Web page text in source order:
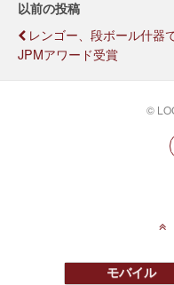
以前の投稿
レンゴー、段ボール什器
JPMアワード受賞
©
モバイル